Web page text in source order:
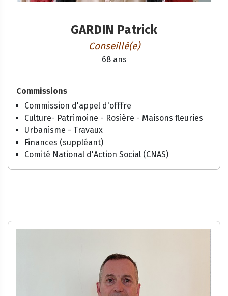
GARDIN Patrick
Conseillé(e)
68 ans
Commissions
Commission d'appel d'offfre
Culture- Patrimoine - Rosière - Maisons fleuries
Urbanisme - Travaux
Finances (suppléant)
Comité National d'Action Social (CNAS)